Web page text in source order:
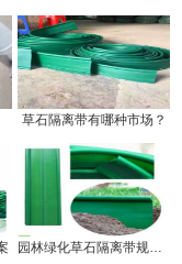
草石隔离带有哪种市场？